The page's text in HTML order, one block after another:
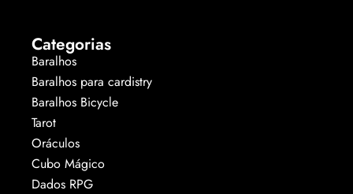
Categorias
Baralhos
Baralhos para cardistry
Baralhos Bicycle
Tarot
Oráculos
Cubo Mágico
Dados RPG